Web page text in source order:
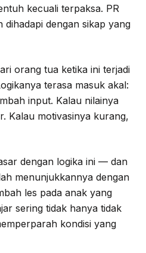
kecuali terpaksa. PR
dihadapi dengan sikap yang
orang tua ketika ini terjadi
terasa masuk akal:
input. Kalau nilainya
Kalau motivasinya kurang,
dengan logika ini — dan
menunjukkannya dengan
les pada anak yang
sering tidak hanya tidak
kondisi yang